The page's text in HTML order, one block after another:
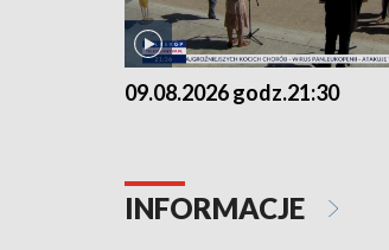
09.08.2026 godz.21:30
INFORMACJE